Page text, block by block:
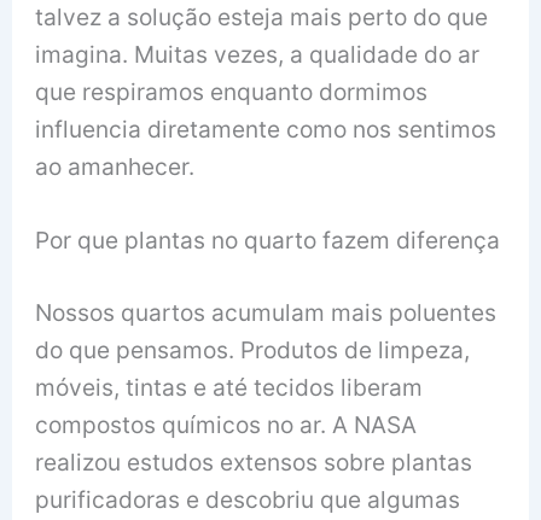
talvez a solução esteja mais perto do que
imagina. Muitas vezes, a qualidade do ar
que respiramos enquanto dormimos
influencia diretamente como nos sentimos
ao amanhecer.
Por que plantas no quarto fazem diferença
Nossos quartos acumulam mais poluentes
do que pensamos. Produtos de limpeza,
móveis, tintas e até tecidos liberam
compostos químicos no ar. A NASA
realizou estudos extensos sobre plantas
purificadoras e descobriu que algumas